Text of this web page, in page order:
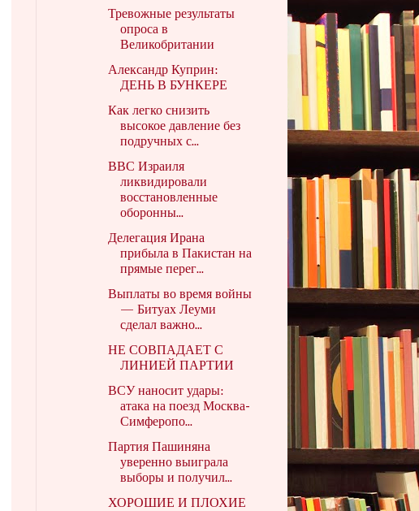
Тревожные результаты
опроса в
Великобритании
Александр Куприн:
ДЕНЬ В БУНКЕРЕ
Как легко снизить
высокое давление без
подручных с...
ВВС Израиля
ликвидировали
восстановленные
оборонны...
Делегация Ирана
прибыла в Пакистан на
прямые перег...
Выплаты во время войны
— Битуах Леуми
сделал важно...
НЕ СОВПАДАЕТ С
ЛИНИЕЙ ПАРТИИ
ВСУ наносит удары:
атака на поезд Москва-
Симферопо...
Партия Пашиняна
уверенно выиграла
выборы и получил...
ХОРОШИЕ И ПЛОХИЕ